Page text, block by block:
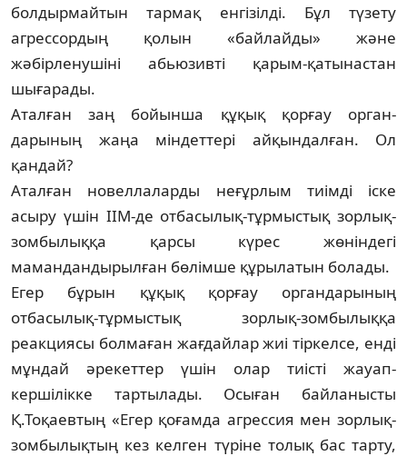
болдырмайтын тармақ ен­гі­зілді. Бұл түзету
агрессордың қолын «бай­лайды» және
жәбірленушіні абьюзивті қарым-қатынастан
шығарады.
Аталған заң бойынша құқық қорғау ор­ган­
дарының жаңа міндеттері айқындал­ған. Ол
қандай?
Аталған новеллаларды неғұрлым тиімді іске
асыру үшін ІІМ-де отбасылық-тұрмыс­тық зорлық-
зомбылыққа қарсы күрес жө­нін­дегі
мамандандырылған бөлімше құры­латын болады.
Егер бұрын құқық қорғау органдарының
отбасылық-тұрмыстық зорлық-зом­былыққа
реакциясы болмаған жағ­дайлар жиі тіркелсе, енді
мұндай әрекеттер үшін олар тиісті жауап­
кершілікке тартылады. Осыған байла­ныс­ты
Қ.Тоқаевтың «Егер қоғамда агрессия мен зорлық-
зом­­былықтың кез келген тү­ріне то­лық бас тарту,